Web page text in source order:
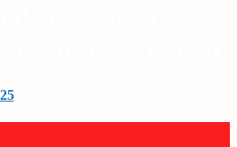
on 7 mai 2025